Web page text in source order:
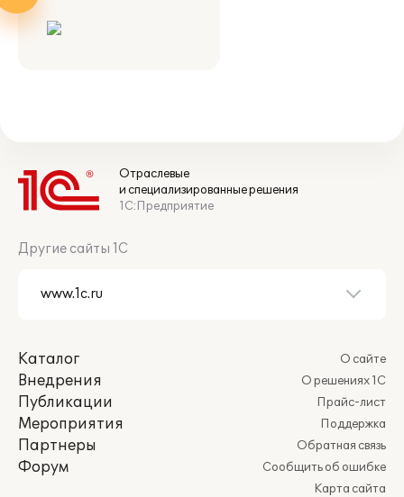
Отраслевые
и специализированные решения
1С:Предприятие
Другие сайты 1С
Каталог
Внедрения
Публикации
Мероприятия
Партнеры
Форум
О сайте
О решениях 1С
Прайс-лист
Поддержка
Обратная связь
Сообщить об ошибке
Карта сайта